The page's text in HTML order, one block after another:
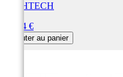
LIGHTECH
59,04 €
Ajouter au panier